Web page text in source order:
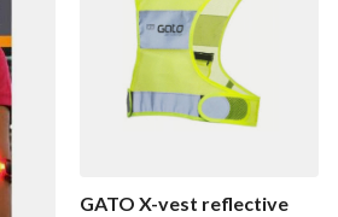
GATO X-vest reflective